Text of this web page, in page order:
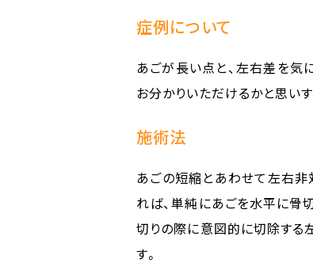
症例について
あごが長い点と、左右差を気
お分かりいただけるかと思いす
施術法
あごの短縮とあわせて左右非
れば、単純にあごを水平に骨
切りの際に意図的に切除する
す。